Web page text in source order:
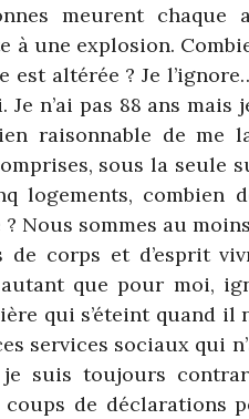
meurent chaque
à une explosion.
est altérée ? Je
Je n’ai pas 88 ans
raisonnable de me
sous la seule
logements, combien
Nous sommes au
de corps et d’esprit
que pour moi,
qui s’éteint quand il
services sociaux qui
suis toujours
coups de déclarations